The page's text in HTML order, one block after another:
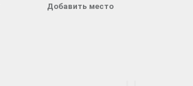
Добавить место